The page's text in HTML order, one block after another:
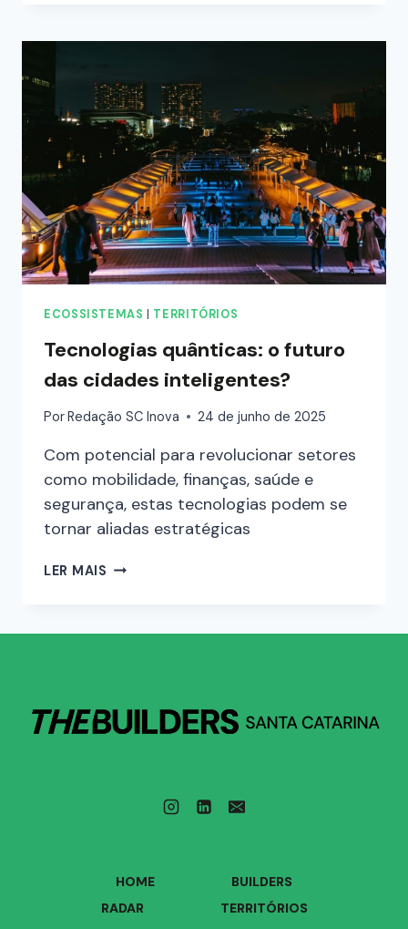
ECOSSISTEMAS TERRITÓRIOS
Tecnologias quânticas: o futuro
das cidades inteligentes?
PorRedação SC Inova 24 de junho de 2025
Com potencial para revolucionar setores
como mobilidade, finanças, saúde e
segurança, estas tecnologias podem se
tornar aliadas estratégicas
LER MAIS
HOME
BUILDERS
RADAR
TERRITÓRIOS